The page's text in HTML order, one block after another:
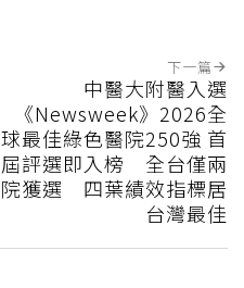
下一篇
中醫大附醫入選
《Newsweek》2026全
球最佳綠色醫院250強 首
屆評選即入榜 全台僅兩
院獲選 四葉績效指標居
台灣最佳